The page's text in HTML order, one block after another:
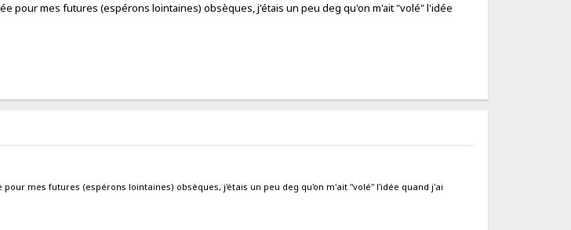
pour mes futures (espérons lointaines) obsèques, j'étais un peu deg qu'on m'ait "volé" l'idée
pour mes futures (espérons lointaines) obsèques, j'étais un peu deg qu'on m'ait "volé" l'idée quand j'ai